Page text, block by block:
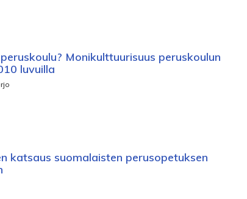
Monikulttuurisuus peruskoulun
luvuilla
katsaus suomalaisten perusopetuksen